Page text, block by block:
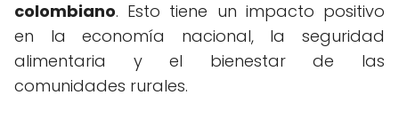
colombiano. Esto tiene un impacto positivo
en la economía nacional, la seguridad
alimentaria y el bienestar de las
comunidades rurales.